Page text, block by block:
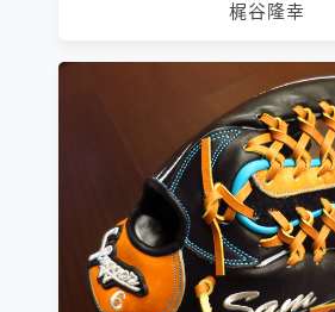
梶谷隆幸